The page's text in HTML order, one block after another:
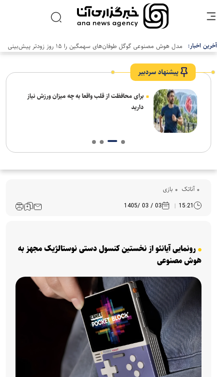
آخرین اخبار:
مدل هوش مصنوعی گوگل طوفان‌های سهمگین را ۱۵ روز زودتر پیش‌بینی
پیشنهاد سردبیر
ورزش نیاز
خبرنگاران، میان ذات و کارکرد فناوری در جامعه
آناتک بازی
15:21
03 / 03 /1405
رونمایی آیانئو از نخستین کنسول دستی نوستالژیک مجهز به
هوش مصنوعی